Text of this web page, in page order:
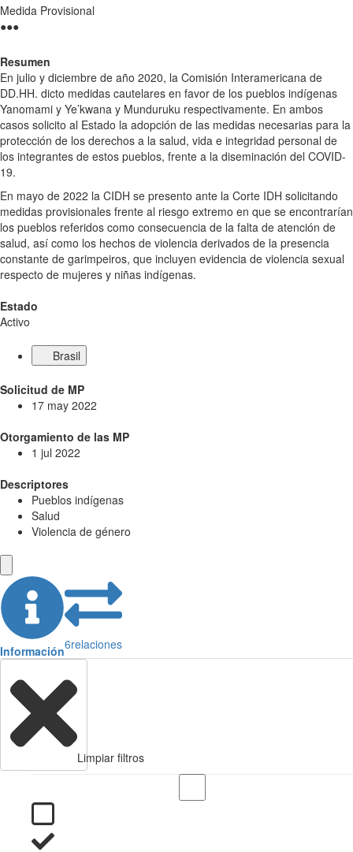
Medida Provisional
●●●
Resumen
En julio y diciembre de año 2020, la Comisión Interamericana de
DD.HH. dicto medidas cautelares en favor de los pueblos indígenas
Yanomami y Ye’kwana y Munduruku respectivamente. En ambos
casos solicito al Estado la adopción de las medidas necesarias para la
protección de los derechos a la salud, vida e integridad personal de
los integrantes de estos pueblos, frente a la diseminación del COVID-
19.
En mayo de 2022 la CIDH se presento ante la Corte IDH solicitando
medidas provisionales frente al riesgo extremo en que se encontrarían
los pueblos referidos como consecuencia de la falta de atención de
salud, así como los hechos de violencia derivados de la presencia
constante de garimpeiros, que incluyen evidencia de violencia sexual
respecto de mujeres y niñas indígenas.
Estado
Activo
Brasil
Solicitud de MP
17 may 2022
Otorgamiento de las MP
1 jul 2022
Descriptores
Pueblos indígenas
Salud
Violencia de género
Información6relaciones
Limpiar filtros